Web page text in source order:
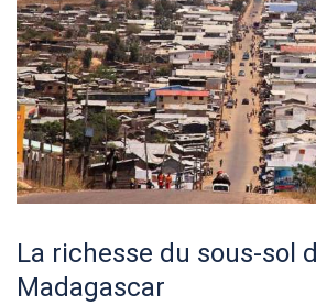
La richesse du sous-sol
Madagascar